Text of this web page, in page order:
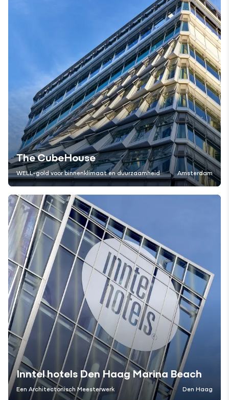
The CubeHouse
WELL-gold voor binnenklimaat en duurzaamheid Amsterdam
Inntel hotels Den Haag Marina Beach
Een Architectonisch Meesterwerk Den Haag